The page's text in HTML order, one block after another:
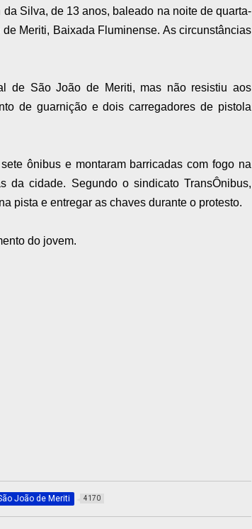
Silva, de 13 anos, baleado na noite de quarta-
Meriti, Baixada Fluminense. As circunstâncias
de São João de Meriti, mas não resistiu aos
de guarnição e dois carregadores de pistola
ônibus e montaram barricadas com fogo na
da cidade. Segundo o sindicato TransÔnibus,
pista e entregar as chaves durante o protesto.
do jovem.
João de Meriti 4170